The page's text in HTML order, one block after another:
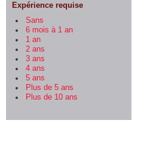
Expérience requise
Sans
6 mois à 1 an
1 an
2 ans
3 ans
4 ans
5 ans
Plus de 5 ans
Plus de 10 ans